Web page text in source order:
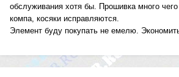
обслуживания хотя бы. Прошивка много
компа, косяки исправляются.
Элемент буду покупать не емелю.